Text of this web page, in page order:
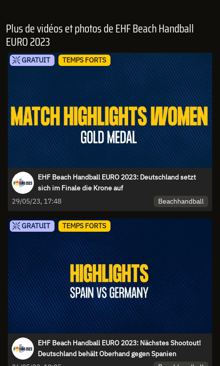
Plus de vidéos et photos de EHF Beach Handball
EURO 2023
GRATUIT TEMPS FORTS
EHF Beach Handball EURO 2023: Deutschland setzt
sich im Finale die Krone auf
29/05/23, 17:48
Beachhandball
GRATUIT TEMPS FORTS
EHF Beach Handball EURO 2023: Nächstes Shootout!
Deutschland behält Oberhand gegen Spanien